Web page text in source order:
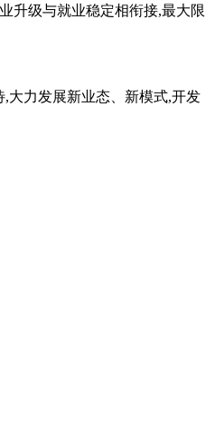
升级与就业稳定相衔接,最大限
力发展新业态、新模式,开发